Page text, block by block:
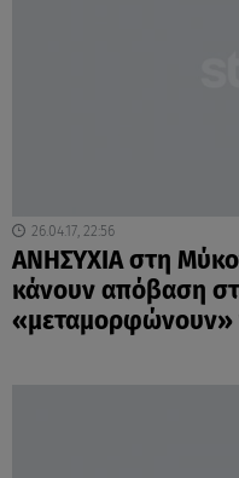
26.04.17, 22:56
ΑΝΗΣΥΧΙΑ στη
κάνουν απόβαση
«μεταμορφώνουν»